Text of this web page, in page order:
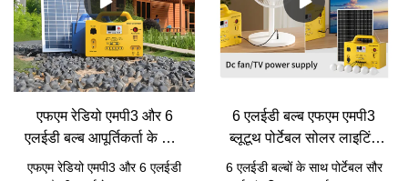
एफएम रेडियो एमपी3 और 6
एलईडी बल्ब आपूर्तिकर्ता के साथ
50W सौर प्रकाश प्रणाली &
एफएम रेडियो एमपी3 और 6 एलईडी
6 एलईडी बल्ब एफएम एमपी3
ब्लूटूथ पोर्टेबल सोलर लाइटिंग
सिस्टम के साथ सोलर मीडिया
6 एलईडी बल्बों के साथ पोर्टेबल सौर